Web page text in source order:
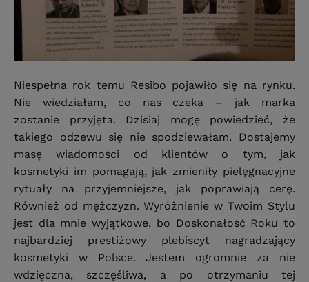
Niespełna rok temu Resibo pojawiło się na rynku.
Nie wiedziałam, co nas czeka – jak marka
zostanie przyjęta. Dzisiaj mogę powiedzieć, że
takiego odzewu się nie spodziewałam. Dostajemy
masę wiadomości od klientów o tym, jak
kosmetyki im pomagają, jak zmieniły pielęgnacyjne
rytuały na przyjemniejsze, jak poprawiają cerę.
Również od mężczyzn. Wyróżnienie w Twoim Stylu
jest dla mnie wyjątkowe, bo Doskonałość Roku to
najbardziej prestiżowy plebiscyt nagradzający
kosmetyki w Polsce. Jestem ogromnie za nie
wdzięczna, szczęśliwa, a po otrzymaniu tej